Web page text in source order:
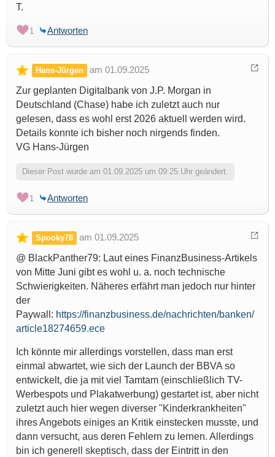
T.
1 Antworten
Hans-Jürgen
am 01.09.2025
Zur geplanten Digitalbank von J.P. Morgan in
Deutschland (Chase) habe ich zuletzt auch nur
gelesen, dass es wohl erst 2026 aktuell werden wird.
Details konnte ich bisher noch nirgends finden.
VG Hans-Jürgen
Dieser Post wurde am 01.09.2025 um 09:25 Uhr geändert.
1 Antworten
Spooky78
am 01.09.2025
@ BlackPanther79: Laut eines FinanzBusiness-Artikels
von Mitte Juni gibt es wohl u. a. noch technische
Schwierigkeiten. Näheres erfährt man jedoch nur hinter
der
Paywall: https://finanzbusiness.de/nachrichten/banken/
article18274659.ece
Ich könnte mir allerdings vorstellen, dass man erst
einmal abwartet, wie sich der Launch der BBVA so
entwickelt, die ja mit viel Tamtam (einschließlich TV-
Werbespots und Plakatwerbung) gestartet ist, aber nicht
zuletzt auch hier wegen diverser "Kinderkrankheiten"
ihres Angebots einiges an Kritik einstecken musste, und
dann versucht, aus deren Fehlern zu lernen. Allerdings
bin ich generell skeptisch, dass der Eintritt in den